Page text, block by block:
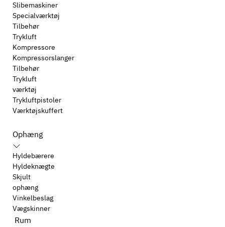
Slibemaskiner
Specialværktøj
Tilbehør
Trykluft
Kompressore
Kompressorslanger
Tilbehør
Trykluft
værktøj
Trykluftpistoler
Værktøjskuffert
Ophæng
Hyldebærere
Hyldeknægte
Skjult
ophæng
Vinkelbeslag
Vægskinner
Rum